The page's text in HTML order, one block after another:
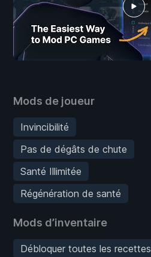
Mods de joueur
Invincibilité
Pas de dégâts de chute
Santé Illimitée
Régénération de santé
Mods d’inventaire
Débloquer toutes les recettes